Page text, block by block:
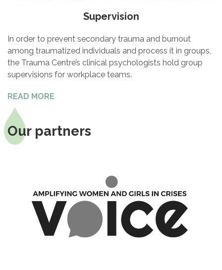
Supervision
In order to prevent secondary trauma and burnout
among traumatized individuals and process it in groups,
the Trauma Centre’s clinical psychologists hold group
supervisions for workplace teams.
READ MORE
Our partners